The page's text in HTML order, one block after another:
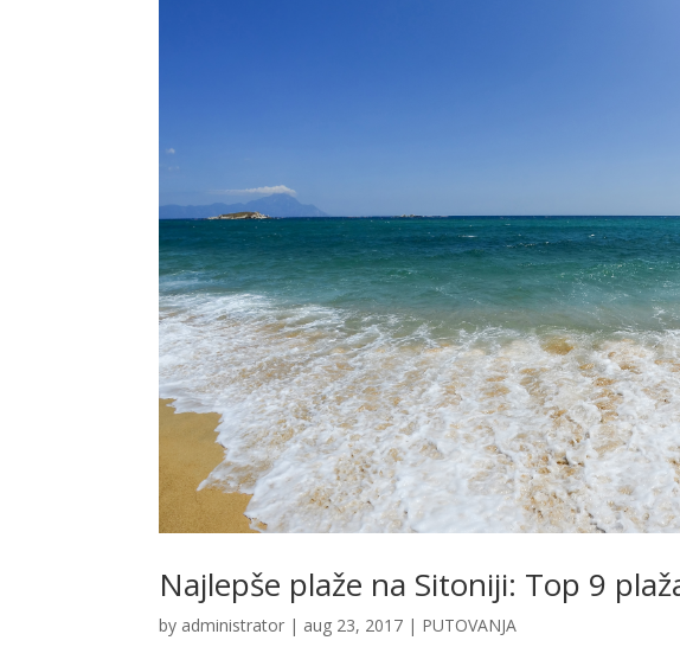
Najlepše plaže na Sitoniji: Top 9
by administrator | aug 23, 2017 | PUTOVANJA